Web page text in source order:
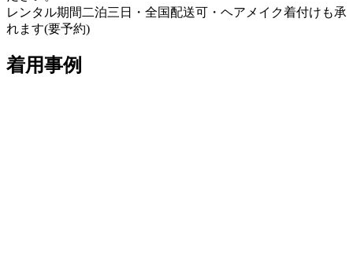
レンタル期間二泊三日・全国配送可・ヘアメイク着付けも承
れます(要予約)
着用事例